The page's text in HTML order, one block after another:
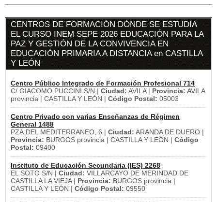
CENTROS DE FORMACIÓN DÓNDE SE ESTUDIA
EL CURSO INEM SEPE 2026 EDUCACIÓN PARA LA
PAZ Y GESTIÓN DE LA CONVIVENCIA EN
EDUCACIÓN PRIMARIA A DISTANCIA en CASTILLA
Y LEÓN
Centro Público Integrado de Formación Profesional 714
C/ GIACOMO PUCCINI S/N | Ciudad: AVILA | Provincia: AVILA
provincia | CASTILLA Y LEÓN | Código Postal: 05003
Centro Privado con varias Enseñanzas de Régimen
General 1488
PZA.DEL MEDITERRANEO, 6 | Ciudad: ARANDA DE DUERO |
Provincia: BURGOS provincia | CASTILLA Y LEÓN | Código
Postal: 09400
Instituto de Educación Secundaria (IES) 2268
EL SOTO S/N | Ciudad: VILLARCAYO DE MERINDAD DE
CASTILLA LA VIEJA | Provincia: BURGOS provincia |
CASTILLA Y LEÓN | Código Postal: 09550